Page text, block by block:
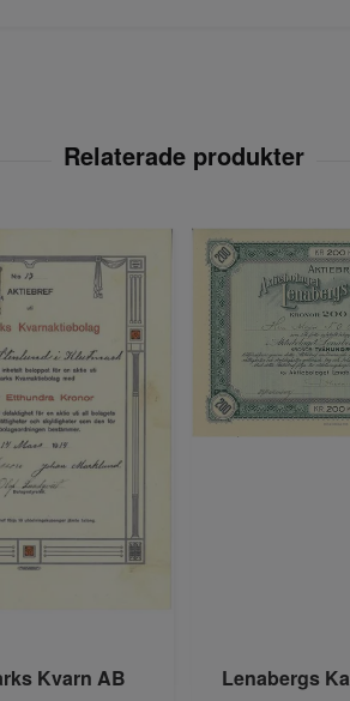
Kvarn AB
Lenabergs